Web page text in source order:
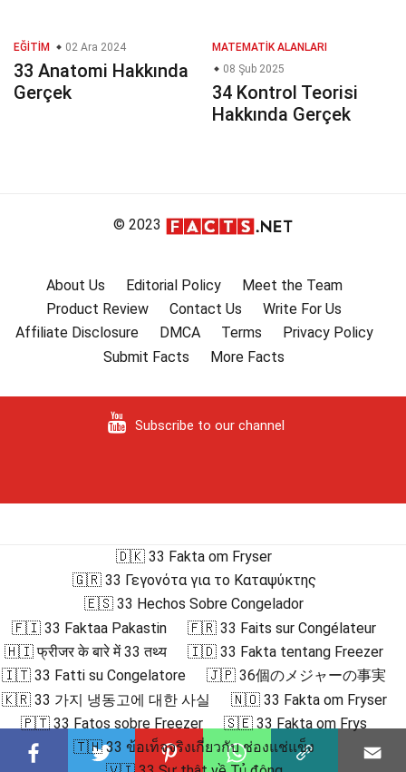
EĞITIM 02 Ara 2024
33 Anatomi Hakkında
Gerçek
MATEMATIK ALANLARI
08 Şub 2025
34 Kontrol Teorisi
Hakkında Gerçek
© 2023
About Us Editorial Policy
Meet the Team
Product Review
Contact Us
Write For Us
Affiliate Disclosure
DMCA Terms
Privacy Policy
Submit Facts
More Facts
Subscribe to our channel
🇩🇰 33 Fakta om Fryser
🇬🇷 33 Γεγονότα για το Καταψύκτης
🇪🇸 33 Hechos Sobre Congelador
🇫🇮 33 Faktaa Pakastin
🇫🇷 33 Faits sur Congélateur
🇭🇮 फ्रीजर के बारे में 33 तथ्य
🇮🇩 33 Fakta tentang Freezer
🇮🇹 33 Fatti su Congelatore
🇯🇵 36個のメジャーの事実
🇰🇷 33 가지 냉동고에 대한 사실
🇳🇴 33 Fakta om Fryser
🇵🇹 33 Fatos sobre Freezer
🇸🇪 33 Fakta om Frys
🇹🇭 33 ข้อเท็จจริงเกี่ยวกับ ช่องแช่แข็ง